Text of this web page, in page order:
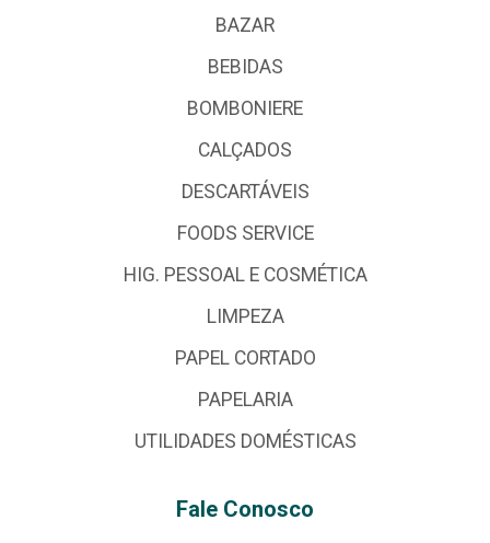
BAZAR
BEBIDAS
BOMBONIERE
CALÇADOS
DESCARTÁVEIS
FOODS SERVICE
HIG. PESSOAL E COSMÉTICA
LIMPEZA
PAPEL CORTADO
PAPELARIA
UTILIDADES DOMÉSTICAS
Fale Conosco